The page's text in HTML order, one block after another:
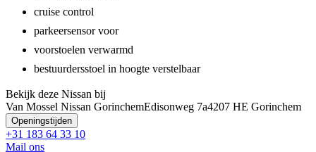
cruise control
parkeersensor voor
voorstoelen verwarmd
bestuurdersstoel in hoogte verstelbaar
Bekijk deze Nissan bij
Van Mossel Nissan GorinchemEdisonweg 7a4207 HE Gorinchem
Openingstijden
+31 183 64 33 10
Mail ons